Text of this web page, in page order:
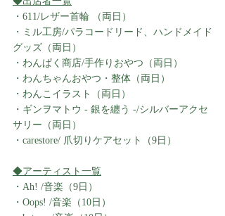
・611/レザー首輪 （両日）
・ミル工房/パラコードリード、ハンドメイド
グッズ（両日）
・わんぱく商店/手作りおやつ（両日）
・わんちゃんおやつ・整体（両日）
・わんこイラスト（両日）
・ギンヲマトウ - 銀を纏う -/シルバーアクセ
サリー（両日）
・carestore/ 爪切りケアセット（9日）
◆アーティスト一覧
・Ah! /音楽（9日）
・Oops! /音楽（10日）